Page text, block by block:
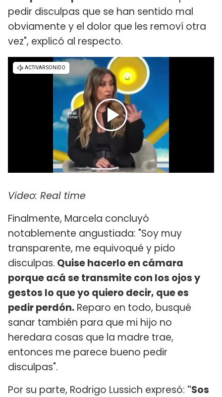
pedir disculpas que se han sentido mal
obviamente y el dolor que les removí otra
vez", explicó al respecto.
Video: Real time
Finalmente, Marcela concluyó
notablemente angustiada: "Soy muy
transparente, me equivoqué y pido
disculpas. Quise hacerlo en cámara
porque acá se transmite con los ojos y
gestos lo que yo quiero decir, que es
pedir perdón. Reparo en todo, busqué
sanar también para que mi hijo no
heredara cosas que la madre trae,
entonces me parece bueno pedir
disculpas".
Por su parte, Rodrigo Lussich expresó: "Sos